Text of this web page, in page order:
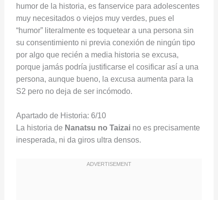
humor de la historia, es fanservice para adolescentes
muy necesitados o viejos muy verdes, pues el
“humor” literalmente es toquetear a una persona sin
su consentimiento ni previa conexión de ningún tipo
por algo que recién a media historia se excusa,
porque jamás podría justificarse el cosificar así a una
persona, aunque bueno, la excusa aumenta para la
S2 pero no deja de ser incómodo.
Apartado de Historia: 6/10
La historia de Nanatsu no Taizaino es precisamente
inesperada, ni da giros ultra densos.